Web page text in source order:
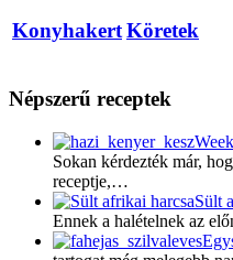
KonyhakertKöretek
Népszerű receptek
Sokan kérdezték már,
receptje,…
Sült
Ennek a halételnek az